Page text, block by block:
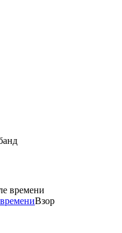
Взор